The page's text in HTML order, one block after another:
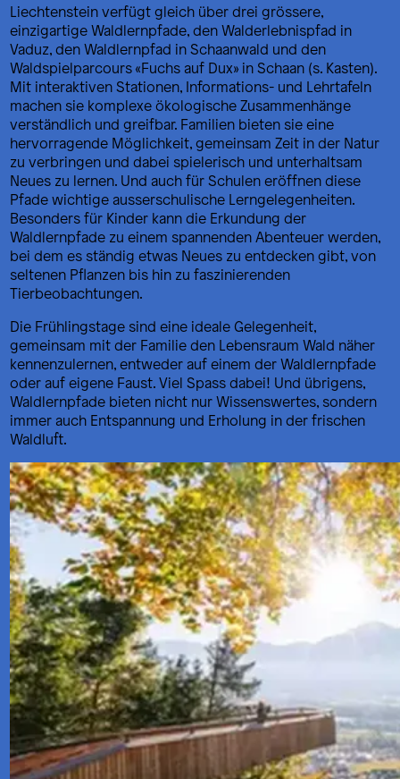
Liechtenstein verfügt gleich über drei grössere,
einzigartige Waldlernpfade, den Walderlebnispfad in
Vaduz, den Waldlernpfad in Schaanwald und den
Waldspielparcours «Fuchs auf Dux» in Schaan (s. Kasten).
Mit interaktiven Stationen, Informations- und Lehrtafeln
machen sie komplexe ökologische Zusammenhänge
verständlich und greifbar. Familien bieten sie eine
hervorragende Möglichkeit, gemeinsam Zeit in der Natur
zu verbringen und dabei spielerisch und unterhaltsam
Neues zu lernen. Und auch für Schulen eröffnen diese
Pfade wichtige ausserschulische Lerngelegenheiten.
Besonders für Kinder kann die Erkundung der
Waldlernpfade zu einem spannenden Abenteuer werden,
bei dem es ständig etwas Neues zu entdecken gibt, von
seltenen Pflanzen bis hin zu faszinierenden
Tierbeobachtungen.
Die Frühlingstage sind eine ideale Gelegenheit,
gemeinsam mit der Familie den Lebensraum Wald näher
kennenzulernen, entweder auf einem der Waldlernpfade
oder auf eigene Faust. Viel Spass dabei! Und übrigens,
Waldlernpfade bieten nicht nur Wissenswertes, sondern
immer auch Entspannung und Erholung in der frischen
Waldluft.